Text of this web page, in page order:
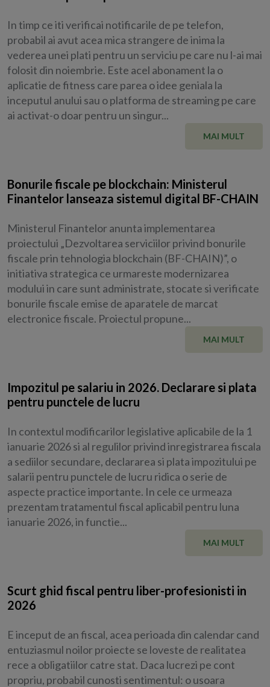
In timp ce iti verificai notificarile de pe telefon,
probabil ai avut acea mica strangere de inima la
vederea unei plati pentru un serviciu pe care nu l-ai mai
folosit din noiembrie. Este acel abonament la o
aplicatie de fitness care parea o idee geniala la
inceputul anului sau o platforma de streaming pe care
ai activat-o doar pentru un singur...
MAI MULT
Bonurile fiscale pe blockchain: Ministerul
Finantelor lanseaza sistemul digital BF-CHAIN
Ministerul Finantelor anunta implementarea
proiectului „Dezvoltarea serviciilor privind bonurile
fiscale prin tehnologia blockchain (BF-CHAIN)”, o
initiativa strategica ce urmareste modernizarea
modului in care sunt administrate, stocate si verificate
bonurile fiscale emise de aparatele de marcat
electronice fiscale. Proiectul propune...
MAI MULT
Impozitul pe salariu in 2026. Declarare si plata
pentru punctele de lucru
In contextul modificarilor legislative aplicabile de la 1
ianuarie 2026 si al regulilor privind inregistrarea fiscala
a sediilor secundare, declararea si plata impozitului pe
salarii pentru punctele de lucru ridica o serie de
aspecte practice importante. In cele ce urmeaza
prezentam tratamentul fiscal aplicabil pentru luna
ianuarie 2026, in functie...
MAI MULT
Scurt ghid fiscal pentru liber-profesionisti in
2026
E inceput de an fiscal, acea perioada din calendar cand
entuziasmul noilor proiecte se loveste de realitatea
rece a obligatiilor catre stat. Daca lucrezi pe cont
propriu, probabil cunosti sentimentul: o usoara